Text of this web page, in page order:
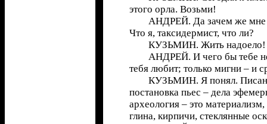
этого орла. Возьми!
АНДРЕЙ. Да зачем же мне
Что я, таксидермист, что ли?
КУЗЬМИН. Жить надоело!
АНДРЕЙ. И чего бы тебе
тебя любит; только мигни – и
КУЗЬМИН. Я понял.
постановка пьес – дела
археология – это материализм,
глина, кирпичи, стеклянные